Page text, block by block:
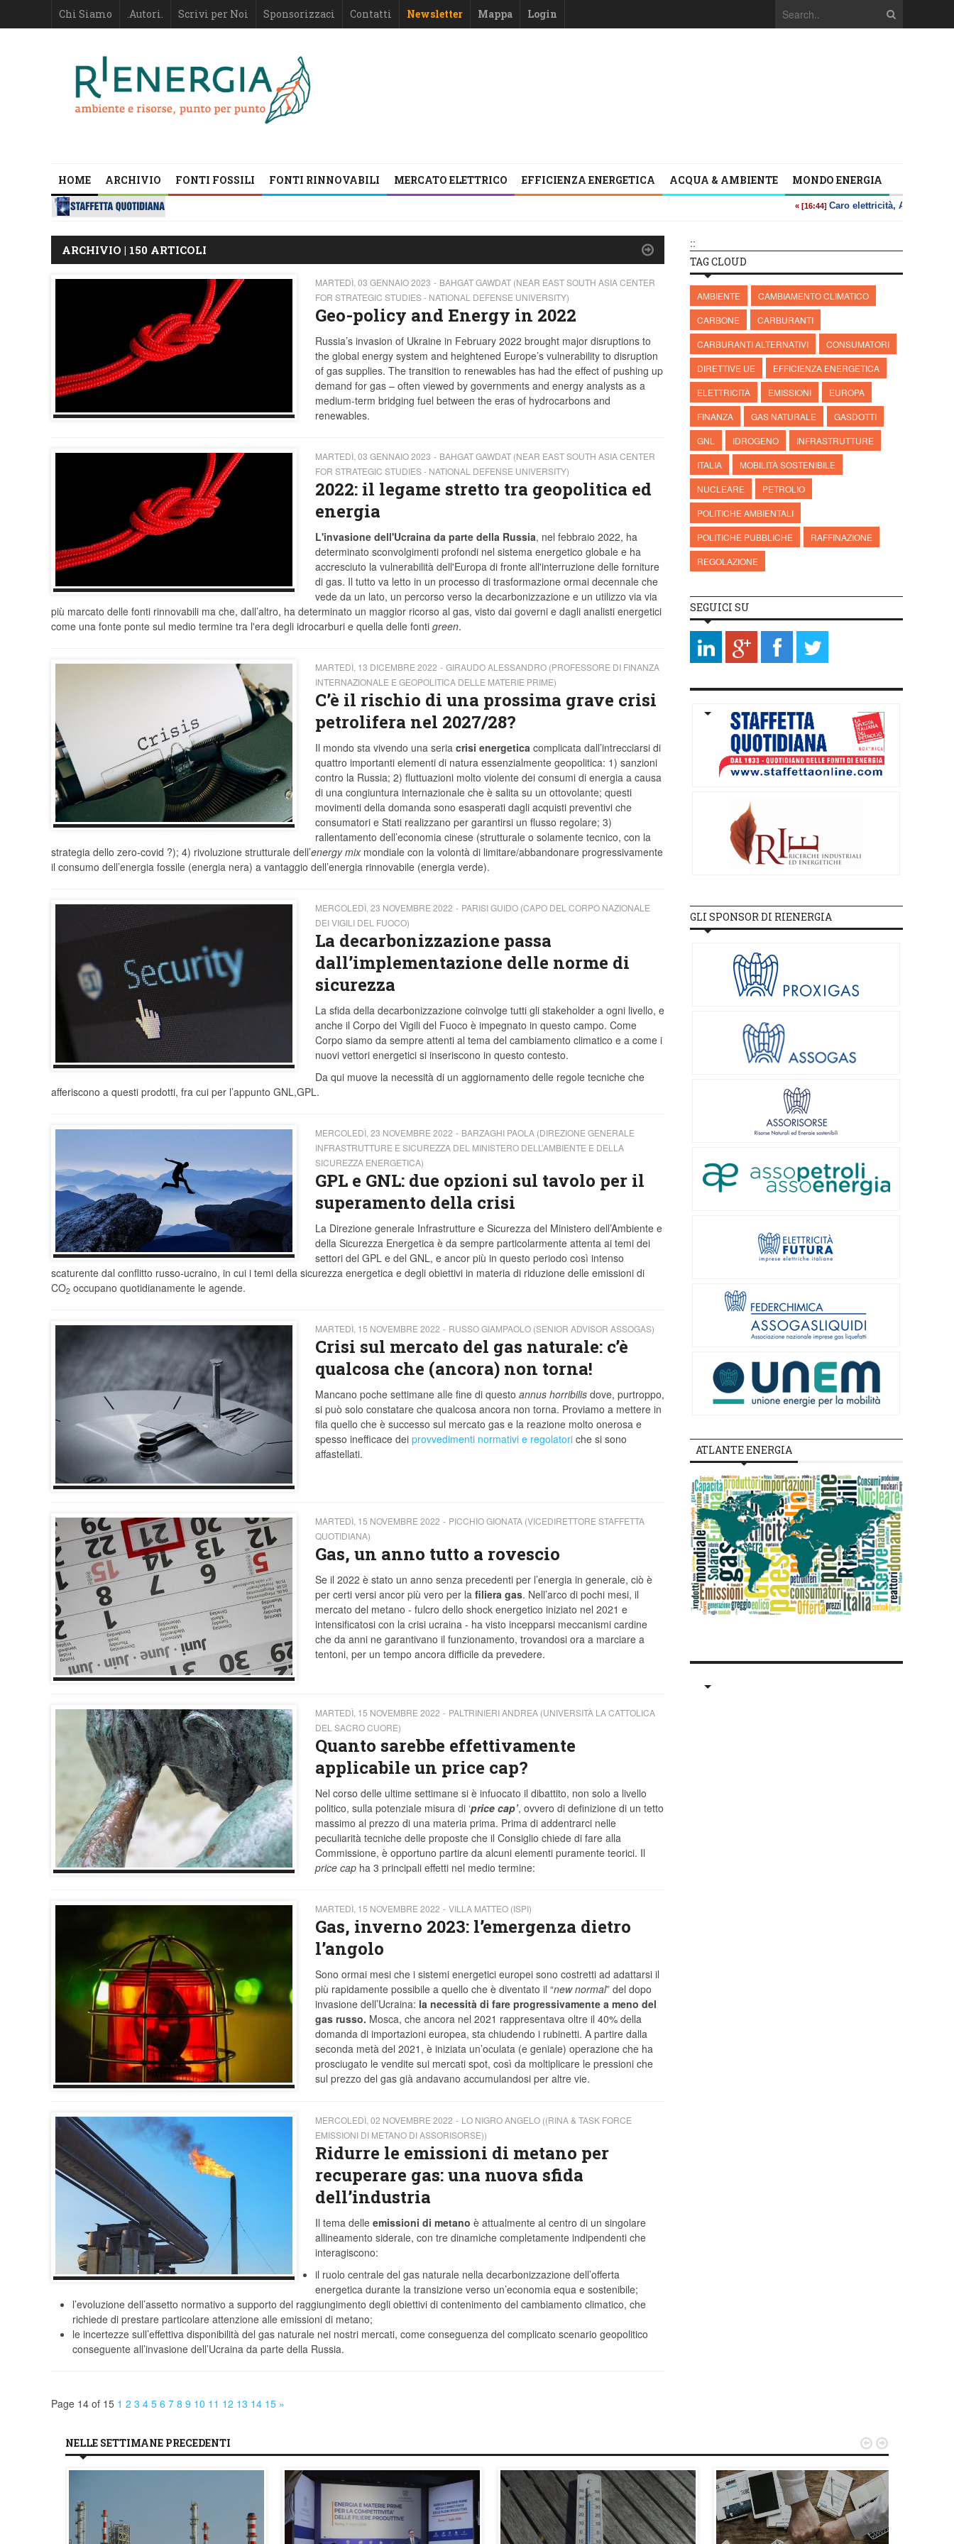
Chi Siamo .Autori. Scrivi per Noi Sponsorizzaci Contatti Newsletter Mappa Login
HOME ARCHIVIO FONTI FOSSILI FONTI RINNOVABILI MERCATO ELETTRICO EFFICIENZA ENERGETICA ACQUA & AMBIENTE MONDO ENERGIA
::
ARCHIVIO | 150 ARTICOLI
MARTEDÌ, 03 GENNAIO 2023
BAHGAT GAWDAT (NEAR EAST SOUTH ASIA CENTER
FOR STRATEGIC STUDIES - NATIONAL DEFENSE UNIVERSITY)
Geo-policy and Energy in 2022
Russia’s invasion of Ukraine in February 2022 brought major disruptions to
the global energy system and heightened Europe’s vulnerability to disruption
of gas supplies. The transition to renewables has had the effect of pushing up
demand for gas – often viewed by governments and energy analysts as a
medium-term bridging fuel between the eras of hydrocarbons and
renewables.
MARTEDÌ, 03 GENNAIO 2023
BAHGAT GAWDAT (NEAR EAST SOUTH ASIA CENTER
FOR STRATEGIC STUDIES - NATIONAL DEFENSE UNIVERSITY)
2022: il legame stretto tra geopolitica ed
energia
L'invasione dell'Ucraina da parte della Russia, nel febbraio 2022, ha
determinato sconvolgimenti profondi nel sistema energetico globale e ha
accresciuto la vulnerabilità dell'Europa di fronte all'interruzione delle forniture
di gas. Il tutto va letto in un processo di trasformazione ormai decennale che
vede da un lato, un percorso verso la decarbonizzazione e un utilizzo via via
più marcato delle fonti rinnovabili ma che, dall’altro, ha determinato un maggior ricorso al gas, visto dai governi e dagli analisti energetici
come una fonte ponte sul medio termine tra l'era degli idrocarburi e quella delle fonti green.
MARTEDÌ, 13 DICEMBRE 2022
GIRAUDO ALESSANDRO (PROFESSORE DI FINANZA
INTERNAZIONALE E GEOPOLITICA DELLE MATERIE PRIME)
C’è il rischio di una prossima grave crisi
petrolifera nel 2027/28?
Il mondo sta vivendo una seria crisi energeticacomplicata dall’intrecciarsi di
quattro importanti elementi di natura essenzialmente geopolitica: 1) sanzioni
contro la Russia; 2) fluttuazioni molto violente dei consumi di energia a causa
di una congiuntura internazionale che è salita su un ottovolante; questi
movimenti della domanda sono esasperati dagli acquisti preventivi che
consumatori e Stati realizzano per garantirsi un flusso regolare; 3)
rallentamento dell’economia cinese (strutturale o solamente tecnico, con la
strategia dello zero-covid ?); 4) rivoluzione strutturale dell’energy mix mondiale con la volontà di limitare/abbandonare progressivamente
il consumo dell’energia fossile (energia nera) a vantaggio dell’energia rinnovabile (energia verde).
MERCOLEDÌ, 23 NOVEMBRE 2022
PARISI GUIDO (CAPO DEL CORPO NAZIONALE
DEI VIGILI DEL FUOCO)
La decarbonizzazione passa
dall’implementazione delle norme di
sicurezza
La sfida della decarbonizzazione coinvolge tutti gli stakeholder a ogni livello, e
anche il Corpo dei Vigili del Fuoco è impegnato in questo campo. Come
Corpo siamo da sempre attenti al tema del cambiamento climatico e a come i
nuovi vettori energetici si inseriscono in questo contesto.
Da qui muove la necessità di un aggiornamento delle regole tecniche che
afferiscono a questi prodotti, fra cui per l’appunto GNL,GPL.
MERCOLEDÌ, 23 NOVEMBRE 2022
BARZAGHI PAOLA (DIREZIONE GENERALE
INFRASTRUTTURE E SICUREZZA DEL MINISTERO DELL’AMBIENTE E DELLA
SICUREZZA ENERGETICA)
GPL e GNL: due opzioni sul tavolo per il
superamento della crisi
La Direzione generale Infrastrutture e Sicurezza del Ministero dell’Ambiente e
della Sicurezza Energetica è da sempre particolarmente attenta ai temi dei
settori del GPL e del GNL, e ancor più in questo periodo così intenso
scaturente dal conflitto russo-ucraino, in cui i temi della sicurezza energetica e degli obiettivi in materia di riduzione delle emissioni di
CO2 occupano quotidianamente le agende.
MARTEDÌ, 15 NOVEMBRE 2022 RUSSO GIAMPAOLO (SENIOR ADVISOR ASSOGAS)
Crisi sul mercato del gas naturale: c’è
qualcosa che (ancora) non torna!
Mancano poche settimane alle fine di questo annus horribilisdove, purtroppo,
si può solo constatare che qualcosa ancora non torna. Proviamo a mettere in
fila quello che è successo sul mercato gas e la reazione molto onerosa e
spesso inefficace dei provvedimenti normativi e regolatoriche si sono
affastellati.
MARTEDÌ, 15 NOVEMBRE 2022
PICCHIO GIONATA (VICEDIRETTORE STAFFETTA
QUOTIDIANA)
Gas, un anno tutto a rovescio
Se il 2022 è stato un anno senza precedenti per l’energia in generale, ciò è
per certi versi ancor più vero per la filiera gas. Nell’arco di pochi mesi, il
mercato del metano - fulcro dello shock energetico iniziato nel 2021 e
intensificatosi con la crisi ucraina - ha visto incepparsi meccanismi cardine
che da anni ne garantivano il funzionamento, trovandosi ora a marciare a
tentoni, per un tempo ancora difficile da prevedere.
MARTEDÌ, 15 NOVEMBRE 2022
PALTRINIERI ANDREA (UNIVERSITÀ LA CATTOLICA
DEL SACRO CUORE)
Quanto sarebbe effettivamente
applicabile un price cap?
Nel corso delle ultime settimane si è infuocato il dibattito, non solo a livello
politico, sulla potenziale misura di ‘price cap’, ovvero di definizione di un tetto
massimo al prezzo di una materia prima. Prima di addentrarci nelle
peculiarità tecniche delle proposte che il Consiglio chiede di fare alla
Commissione, è opportuno partire da alcuni elementi puramente teorici. Il
price capha 3 principali effetti nel medio termine:
MARTEDÌ, 15 NOVEMBRE 2022 VILLA MATTEO (ISPI)
Gas, inverno 2023: l’emergenza dietro
l’angolo
Sono ormai mesi che i sistemi energetici europei sono costretti ad adattarsi il
più rapidamente possibile a quello che è diventato il “new normal” del dopo
invasione dell’Ucraina: la necessità di fare progressivamente a meno del
gas russo. Mosca, che ancora nel 2021 rappresentava oltre il 40% della
domanda di importazioni europea, sta chiudendo i rubinetti. A partire dalla
seconda metà del 2021, è iniziata un’oculata (e geniale) operazione che ha
prosciugato le vendite sui mercati spot, così da moltiplicare le pressioni che
sul prezzo del gas già andavano accumulandosi per altre vie.
MERCOLEDÌ, 02 NOVEMBRE 2022
LO NIGRO ANGELO ((RINA & TASK FORCE
EMISSIONI DI METANO DI ASSORISORSE))
Ridurre le emissioni di metano per
recuperare gas: una nuova sfida
dell’industria
Il tema delle emissioni di metano è attualmente al centro di un singolare
allineamento siderale, con tre dinamiche completamente indipendenti che
interagiscono:
il ruolo centrale del gas naturale nella decarbonizzazione dell’offerta
energetica durante la transizione verso un’economia equa e sostenibile;
l’evoluzione dell’assetto normativo a supporto del raggiungimento degli obiettivi di contenimento del cambiamento climatico, che
richiede di prestare particolare attenzione alle emissioni di metano;
le incertezze sull’effettiva disponibilità del gas naturale nei nostri mercati, come conseguenza del complicato scenario geopolitico
conseguente all’invasione dell’Ucraina da parte della Russia.
Page 14 of 15 1 2 3 4 5 6 7 8 9 10 11 12 13 14 15 »
TAG CLOUD
AMBIENTE
CAMBIAMENTO CLIMATICO
CARBONE
CARBURANTI
CARBURANTI ALTERNATIVI
CONSUMATORI
DIRETTIVE UE
EFFICIENZA ENERGETICA
ELETTRICITÀ
EMISSIONI
EUROPA
FINANZA
GAS NATURALE
GASDOTTI
GNL
IDROGENO
INFRASTRUTTURE
ITALIA
MOBILITÀ SOSTENIBILE
NUCLEARE
PETROLIO
POLITICHE AMBIENTALI
POLITICHE PUBBLICHE
RAFFINAZIONE
REGOLAZIONE
SEGUICI SU
GLI SPONSOR DI RIENERGIA
ATLANTE ENERGIA
NELLE SETTIMANE PRECEDENTI  